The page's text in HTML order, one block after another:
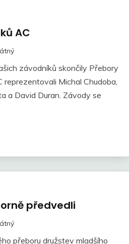
AC
závodníků skončily Přebory
reprezentovali Michal Chudoba,
a David Duran. Závody se
předvedli
přeboru družstev mladšího